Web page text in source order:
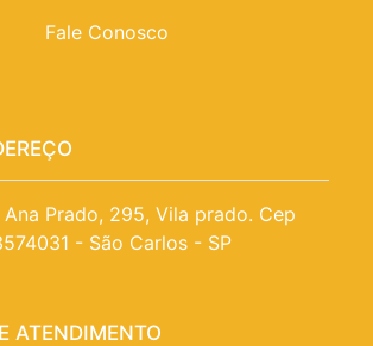
Fale Conosco
Ana Prado, 295, Vila prado. Cep
- São Carlos - SP
ATENDIMENTO